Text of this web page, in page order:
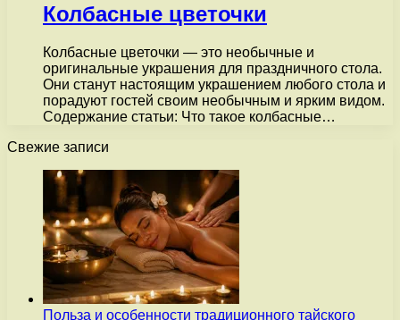
Колбасные цветочки
Колбасные цветочки — это необычные и
оригинальные украшения для праздничного стола.
Они станут настоящим украшением любого стола и
порадуют гостей своим необычным и ярким видом.
Содержание статьи: Что такое колбасные…
Свежие записи
Польза и особенности традиционного тайского